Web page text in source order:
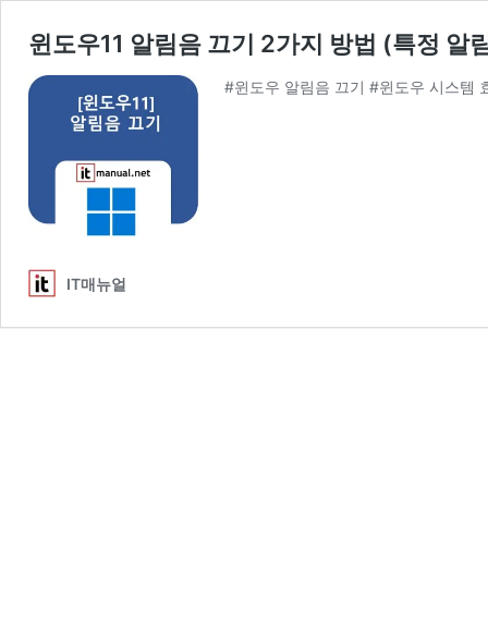
윈도우11 알림음 끄기 2가지 방법 (특정 알
#윈도우 알림음 끄기 #윈도우 시스템
IT매뉴얼